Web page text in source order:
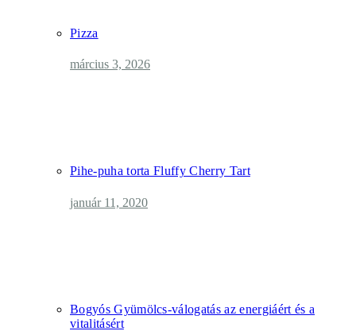
Pizza
március 3, 2026
Pihe-puha torta Fluffy Cherry Tart
január 11, 2020
Bogyós Gyümölcs-válogatás az energiáért és a
vitalitásért